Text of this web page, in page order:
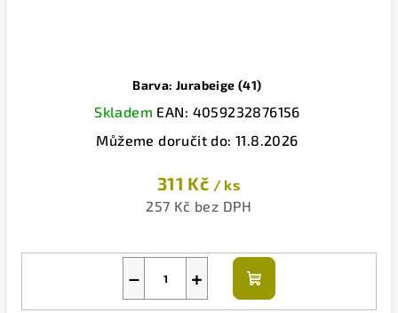
Barva: Jurabeige (41)
Skladem EAN: 4059232876156
Můžeme doručit do: 11.8.2026
311 Kč / ks
257 Kč bez DPH
+
−
Do
košíku